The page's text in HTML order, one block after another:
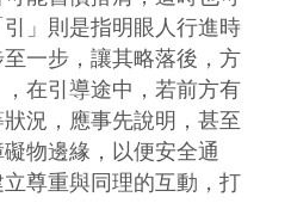
」則是指明眼人行進時
一步，讓其略落後，方
在引導途中，若前方有
況，應事先說明，甚至
物邊緣，以便安全通
尊重與同理的互動，打